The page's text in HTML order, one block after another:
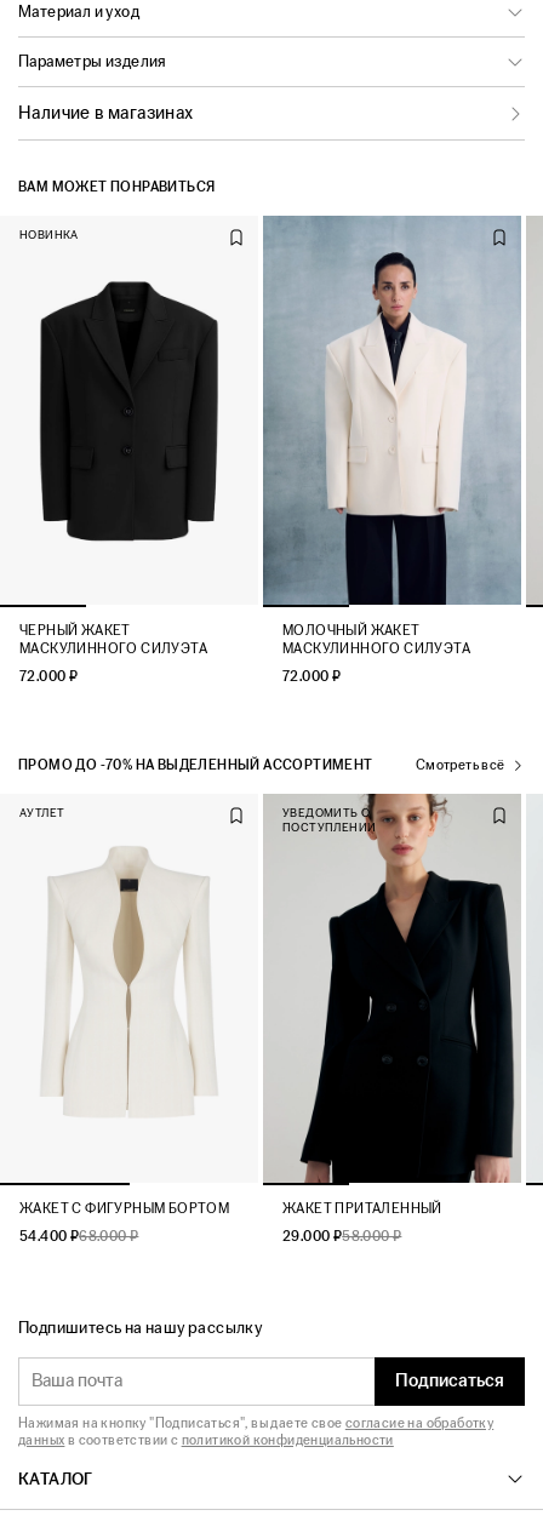
Материал и уход
Параметры изделия
Наличие в магазинах
ВАМ МОЖЕТ ПОНРАВИТЬСЯ
НОВИНКА
ЧЕРНЫЙ ЖАКЕТ
МАСКУЛИННОГО СИЛУЭТА
72.000 ₽
МОЛОЧНЫЙ ЖАКЕТ
МАСКУЛИННОГО СИЛУЭТА
72.000 ₽
ПРОМО ДО -70% НА ВЫДЕЛЕННЫЙ АССОРТИМЕНТ Смотреть всё
АУТЛЕТ
ЖАКЕТ C ФИГУРНЫМ БОРТОМ
54.400 ₽68.000 ₽
УВЕДОМИТЬ О
ПОСТУПЛЕНИИ
ЖАКЕТ ПРИТАЛЕННЫЙ
29.000 ₽58.000 ₽
КАТАЛОГ
Подпишитесь на нашу рассылку
Подписаться
Нажимая на кнопку "Подписаться", вы даете свое согласие на обработку
данных в соответствии с политикой конфиденциальности